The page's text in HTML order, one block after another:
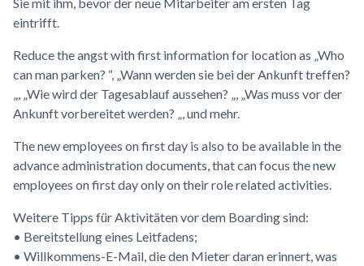
eintrifft.
Reduce the angst with first information for location as „Who
can man parken? “, „Wann werden sie bei der Ankunft treffen?
„, „Wie wird der Tagesablauf aussehen? „, „Was muss vor der
Ankunft vorbereitet werden? „, und mehr.
The new employees on first day is also to be available in the
advance administration documents, that can focus the new
employees on first day only on their role related activities.
Weitere Tipps für Aktivitäten vor dem Boarding sind:
• Bereitstellung eines Leitfadens;
• Willkommens-E-Mail, die den Mieter daran erinnert, was